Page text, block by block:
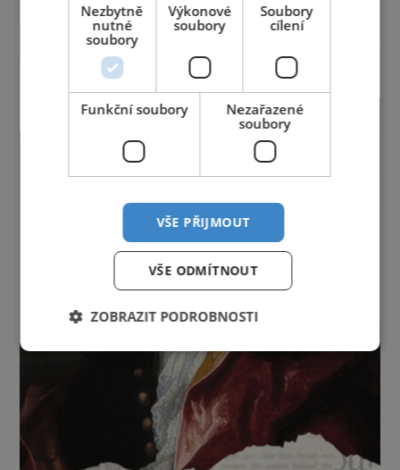
Nezbytně
nutné
soubory
Výkonové
soubory
Soubory
cílení
Funkční soubory
Nezařazené
soubory
VŠE PŘIJMOUT
VŠE ODMÍTNOUT
ZOBRAZIT PODROBNOSTI